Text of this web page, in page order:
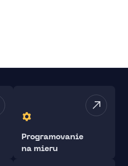
Programovanie
na mieru